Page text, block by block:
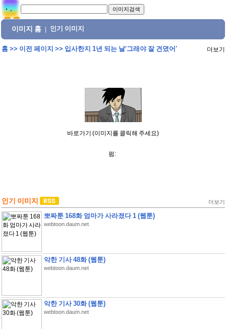
이미지 홈 인기 이미지
홈>> 이전 페이지 >> 입사한지 1년 되는 날'그래야 잘 견뎠어' 더보기
바로가기 (이미지를 클릭해 주세요)
펌:
인기 이미지 더보기
뽀짜툰 168화 엄마가 사라졌다 1 (웹툰)
webtoon.daum.net
악한 기사 48화 (웹툰)
webtoon.daum.net
악한 기사 30화 (웹툰)
webtoon.daum.net